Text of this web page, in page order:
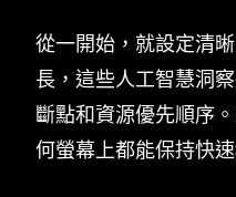
從一開始，就設定清
長，這些人工智慧洞
斷點和資源優先順序
何螢幕上都能保持快